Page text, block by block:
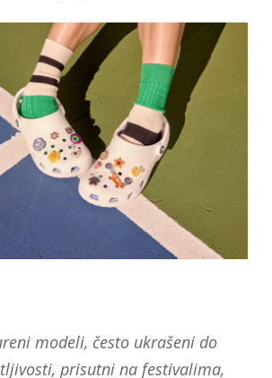
modeli, često ukrašeni do
prisutni na festivalima,